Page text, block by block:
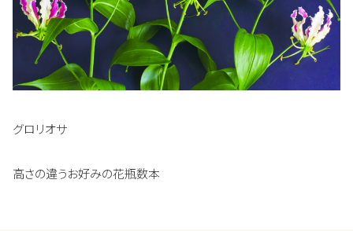
グロリオサ
高さの違うお好みの花瓶数本